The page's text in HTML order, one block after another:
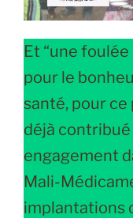
Et “une
pour le
santé, pour ce
déjà
engagement
Mali-
implantations